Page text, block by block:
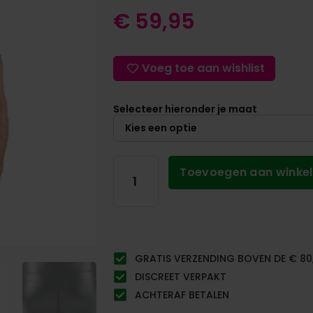
€ 59,95
Voeg toe aan wishlist
Selecteer hieronder je maat
Toevoegen aan
GRATIS VERZENDING BOVEN DE €
DISCREET VERPAKT
ACHTERAF BETALEN